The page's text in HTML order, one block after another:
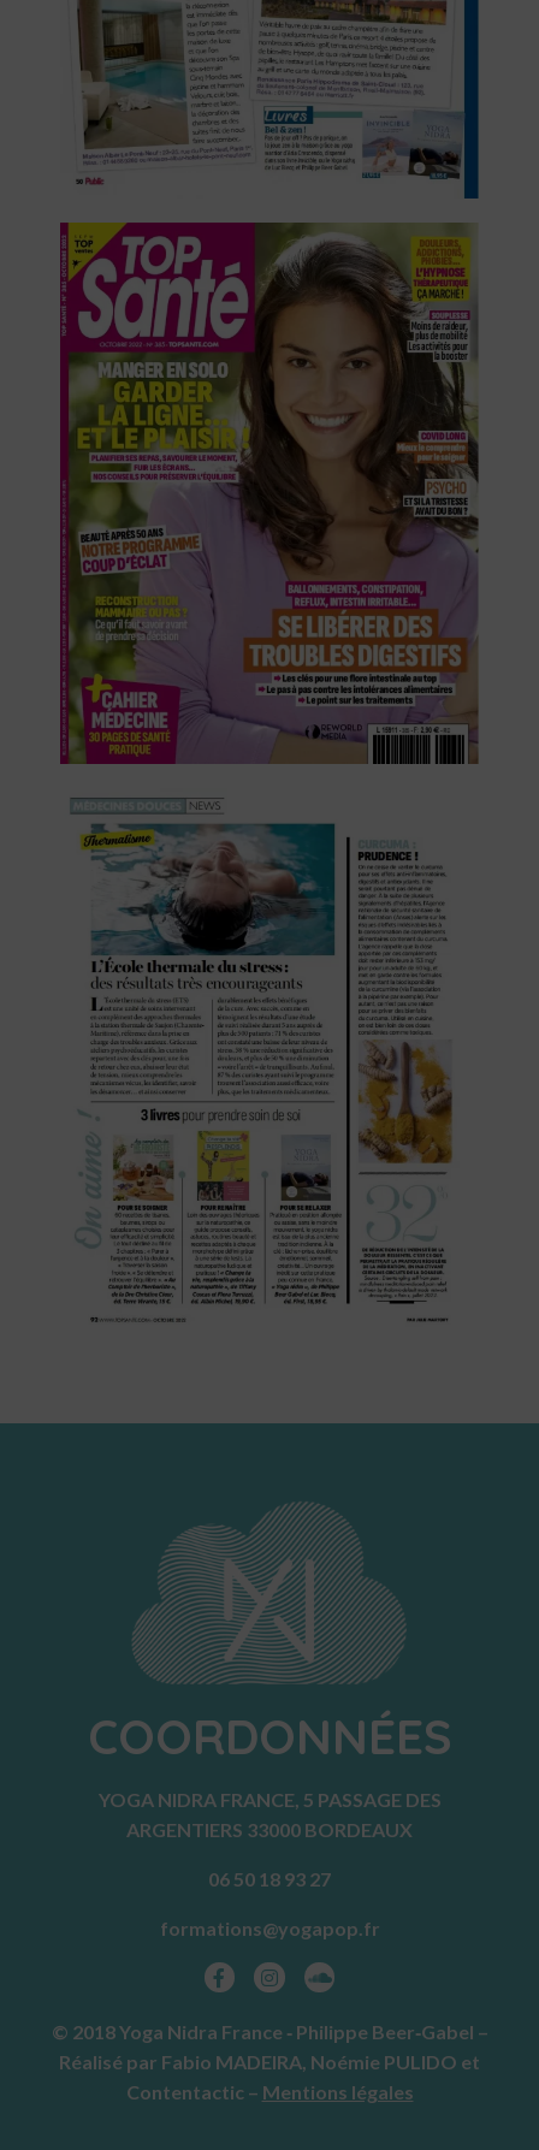
COORDONNÉES
YOGA NIDRA FRANCE, 5 PASSAGE DES
ARGENTIERS 33000 BORDEAUX
06 50 18 93 27
formations@yogapop.fr
© 2018 Yoga Nidra France ‑ Philippe Beer‑Gabel –
Réalisé par Fabio MADEIRA, Noémie PULIDO et
Contentactic– Mentions légales